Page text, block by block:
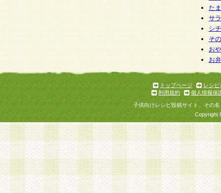
た
サ
シ
そ
お
お
トップページ
レシピ
利用規約
個人情報保
子供向けレシピ投稿サイト、その
Copyright